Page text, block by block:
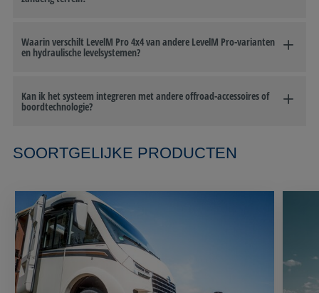
Waarin verschilt LevelM Pro 4x4 van andere LevelM Pro-varianten
en hydraulische levelsystemen?
Kan ik het systeem integreren met andere offroad-accessoires of
boordtechnologie?
SOORTGELIJKE PRODUCTEN